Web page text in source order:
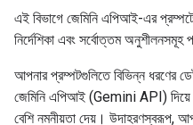
এই বিভাগে জেমিনি এপিআই-এর
নির্দেশিকা এবং সর্বোত্তম অনুশীলনসমূহ
আপনার প্রম্পটগুলিতে বিভিন্ন ধরণের
জেমিনি এপিআই (Gemini API) দিয়ে
বেশি নমনীয়তা দেয়। উদাহরণস্বরূপ,